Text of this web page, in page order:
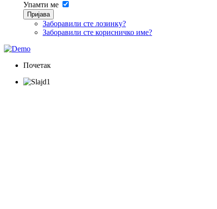
Упамти ме
Пријава
Заборавили сте лозинку?
Заборавили сте корисничко име?
Почетак